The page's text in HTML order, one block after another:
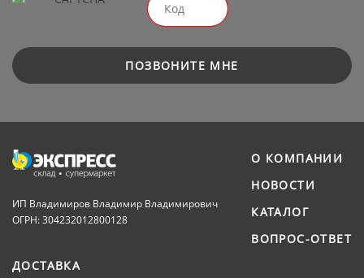
ПОЗВОНИТЕ МНЕ
ИП Владимиров Владимир Владимирович
ОГРН: 304232012800128
О КОМПАНИИ
НОВОСТИ
КАТАЛОГ
ВОПРОС-ОТВЕТ
ДОСТАВКА